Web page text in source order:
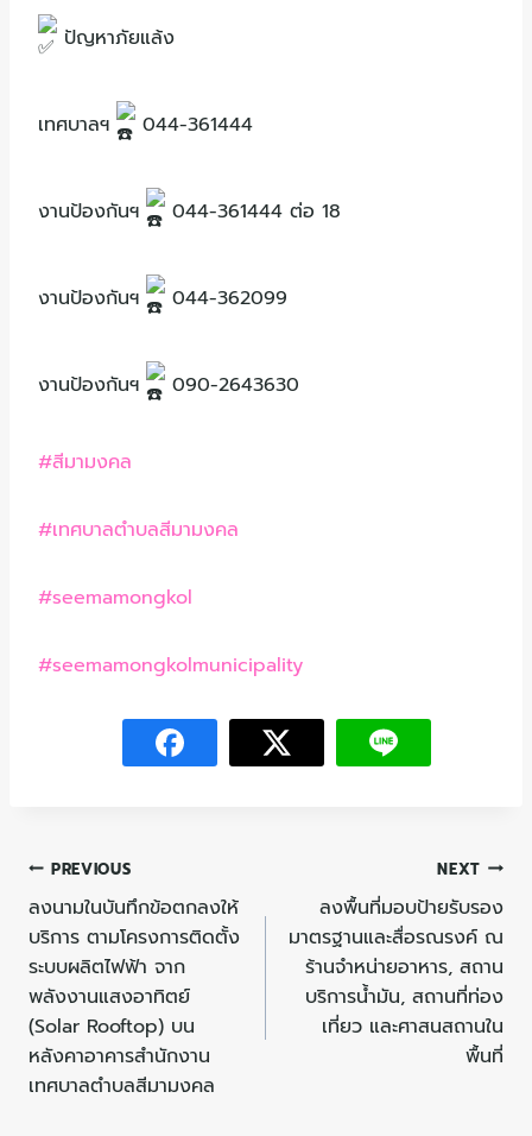
ปัญหาภัยแล้ง
เทศบาลฯ 044-361444
งานป้องกันฯ 044-361444 ต่อ 18
งานป้องกันฯ 044-362099
งานป้องกันฯ 090-2643630
#สีมามงคล
#เทศบาลตำบลสีมามงคล
#seemamongkol
#seemamongkolmunicipality
PREVIOUS
ลงนามในบันทึกข้อตกลงให้
บริการ ตามโครงการติดตั้ง
ระบบผลิตไฟฟ้า จาก
พลังงานแสงอาทิตย์
(Solar Rooftop) บน
หลังคาอาคารสำนักงาน
เทศบาลตำบลสีมามงคล
NEXT
ลงพื้นที่มอบป้ายรับรอง
มาตรฐานและสื่อรณรงค์ ณ
ร้านจำหน่ายอาหาร, สถาน
บริการน้ำมัน, สถานที่ท่อง
เที่ยว และศาสนสถานใน
พื้นที่